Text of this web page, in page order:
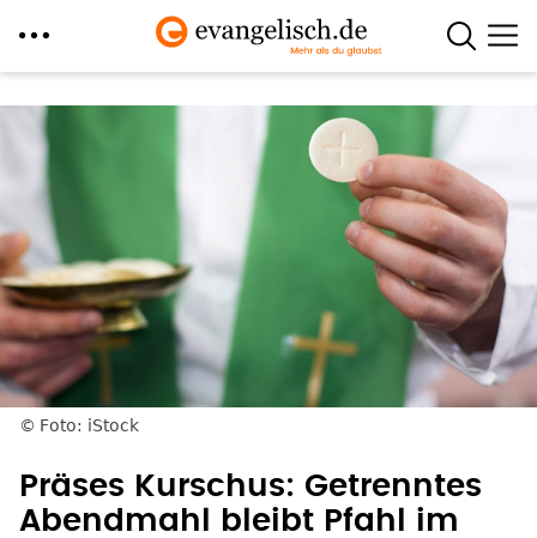
zum
Foto: iStock
Präses Kurschus: Getrenntes
Abendmahl bleibt Pfahl im